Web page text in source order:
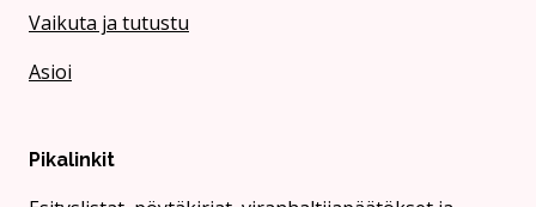
Vaikuta ja tutustu
Asioi
Pikalinkit